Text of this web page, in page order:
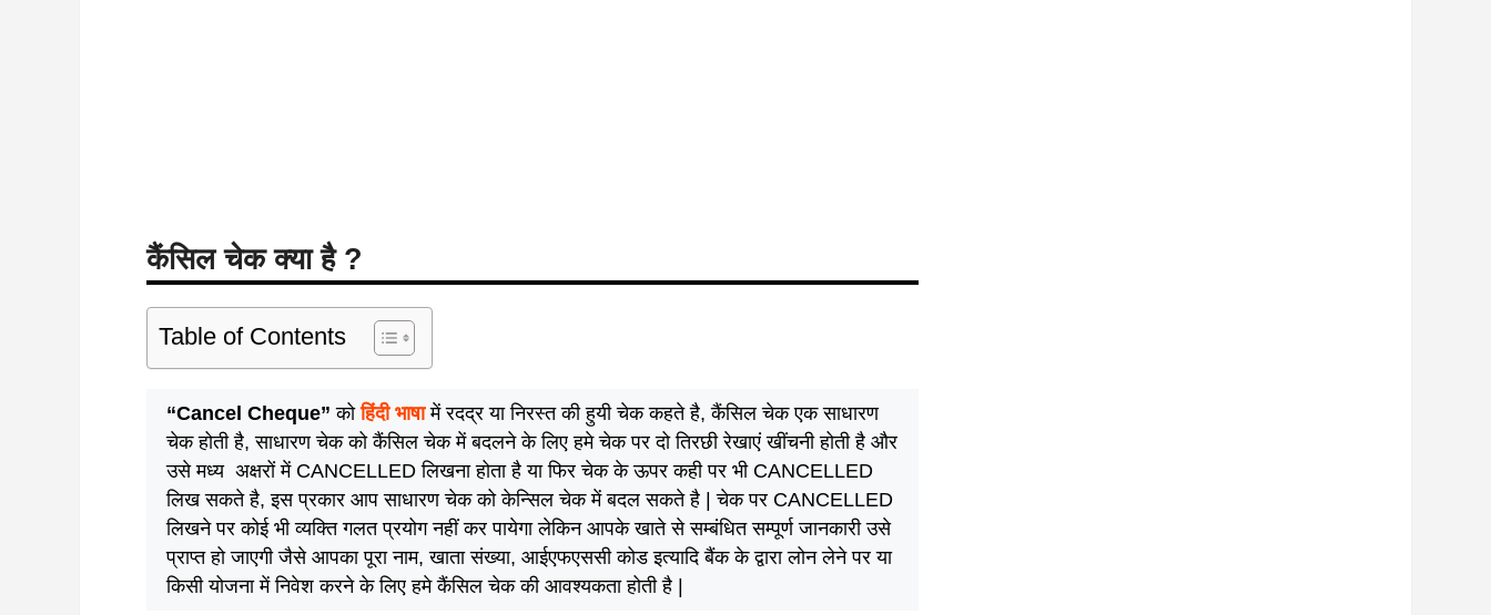
कैंसिल चेक क्या है ?
Table of Contents
“Cancel Cheque” कोहिंदी भाषामें रदद्र या निरस्त की हुयी चेक कहते है, कैंसिल चेक एक साधारण
चेक होती है, साधारण चेक को कैंसिल चेक में बदलने के लिए हमे चेक पर दो तिरछी रेखाएं खींचनी होती है और
उसे मध्य अक्षरों में CANCELLED लिखना होता है या फिर चेक के ऊपर कही पर भी CANCELLED
लिख सकते है, इस प्रकार आप साधारण चेक को केन्सिल चेक में बदल सकते है | चेक पर CANCELLED
लिखने पर कोई भी व्यक्ति गलत प्रयोग नहीं कर पायेगा लेकिन आपके खाते से सम्बंधित सम्पूर्ण जानकारी उसे
प्राप्त हो जाएगी जैसे आपका पूरा नाम, खाता संख्या, आईएफएससी कोड इत्यादि बैंक के द्वारा लोन लेने पर या
किसी योजना में निवेश करने के लिए हमे कैंसिल चेक की आवश्यकता होती है |